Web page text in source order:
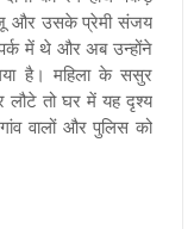
और उसके प्रेमी संजय
में थे और अब उन्होंने
है। महिला के ससुर
लौटे तो घर में यह दृश्य
वालों और पुलिस को